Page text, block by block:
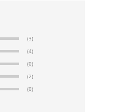
(3)
(4)
(0)
(2)
(0)